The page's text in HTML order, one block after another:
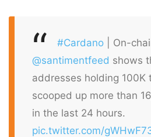
#Cardano | On-
@santimentfeed shows
addresses holding 100K
scooped up more than
in the last 24 hours.
pic.twitter.com/